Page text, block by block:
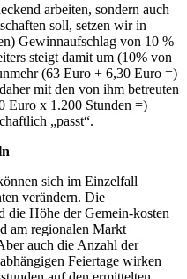
arbeiten, sondern auch
soll, setzen wir in
Gewinnaufschlag von 10 %
steigt damit um (10% von
(63 Euro + 6,30 Euro =)
mit den von ihm betreuten
Euro x 1.200 Stunden =)
„passt“.
sich im Einzelfall
verändern. Die
die Höhe der Gemein-kosten
am regionalen Markt
auch die Anzahl der
Feiertage wirken